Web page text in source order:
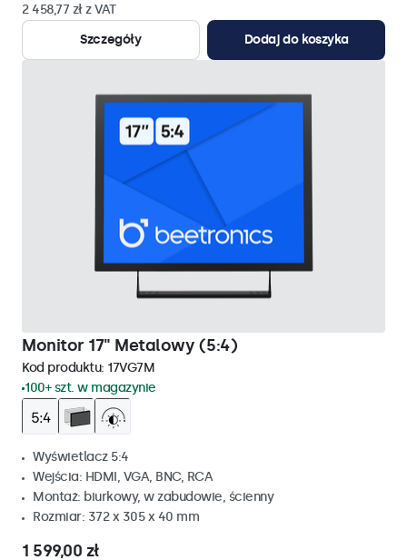
2 458,77 zł z VAT
Szczegóły
Dodaj do koszyka
Monitor 17" Metalowy (5:4)
Kod produktu: 17VG7M
100+ szt. w magazynie
Wyświetlacz 5:4
Wejścia: HDMI, VGA, BNC, RCA
Montaż: biurkowy, w zabudowie, ścienny
Rozmiar: 372 x 305 x 40 mm
1 599,00 zł